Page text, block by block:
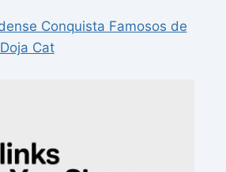
Conquista Famosos de
Cat